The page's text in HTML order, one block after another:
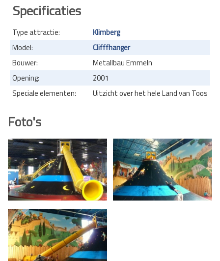
Specificaties
Type attractie:
Klimberg
Model:
Clifffhanger
Bouwer:
Metallbau Emmeln
Opening:
2001
Speciale elementen:
Uitzicht over het hele Land van Toos
Foto's